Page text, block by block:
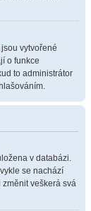
vytvořené
o funkce
to administrátor
v databázi.
se nachází
veškerá svá